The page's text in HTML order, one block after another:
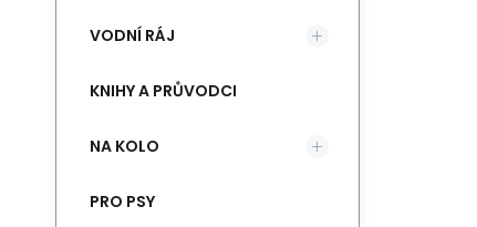
VODNÍ RÁJ
KNIHY A PRŮVODCI
NA KOLO
PRO PSY